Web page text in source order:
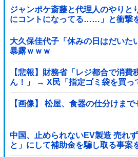
ジャンポケ斎藤と代理人のやりと
にコントになってる……」と衝撃
大久保佳代子「休みの日はだい
暴露ｗｗｗ
【悲報】財務省「レジ都合で消費
ん！」 → X民「指定ゴミ袋を買っ
税はゼロになるんだけど？」ｗｗ
ｗｗ
【画像】 松屋、食器の仕分けまで
中国、止められないEV製造 売れ
と」にして補助金を騙し取る事案